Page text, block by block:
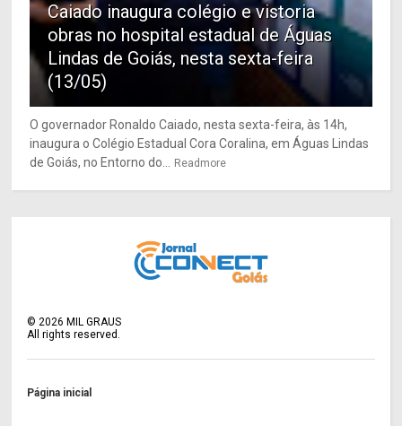
Caiado inaugura colégio e vistoria
obras no hospital estadual de Águas
Lindas de Goiás, nesta sexta-feira
(13/05)
O governador Ronaldo Caiado, nesta sexta-feira, às 14h,
inaugura o Colégio Estadual Cora Coralina, em Águas Lindas
de Goiás, no Entorno do... Readmore
©2026 MIL GRAUS
All rights reserved.
Página inicial